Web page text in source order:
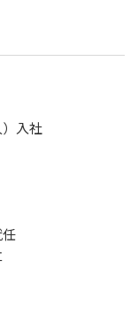
）入社